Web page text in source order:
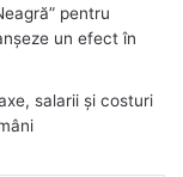
pentru
un efect în
salarii și costuri